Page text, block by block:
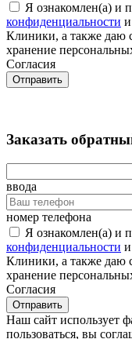
Я ознакомлен(а) и
конфиденциальности и
Клиники, а также даю
хранение
Согласия
Отправить
Заказать
ввода
номер телефона
Я ознакомлен(а) и
конфиденциальности и
Клиники, а также даю
хранение
Согласия
Отправить
Наш сайт использует
пользоваться, вы